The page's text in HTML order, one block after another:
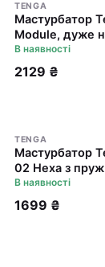
TENGA
Мастурбатор
Module, дуже
еластомеру зі
В наявності
2129 ₴
TENGA
Мастурбатор
02 Hexa з
всередині,
спіраль
В наявності
1699 ₴